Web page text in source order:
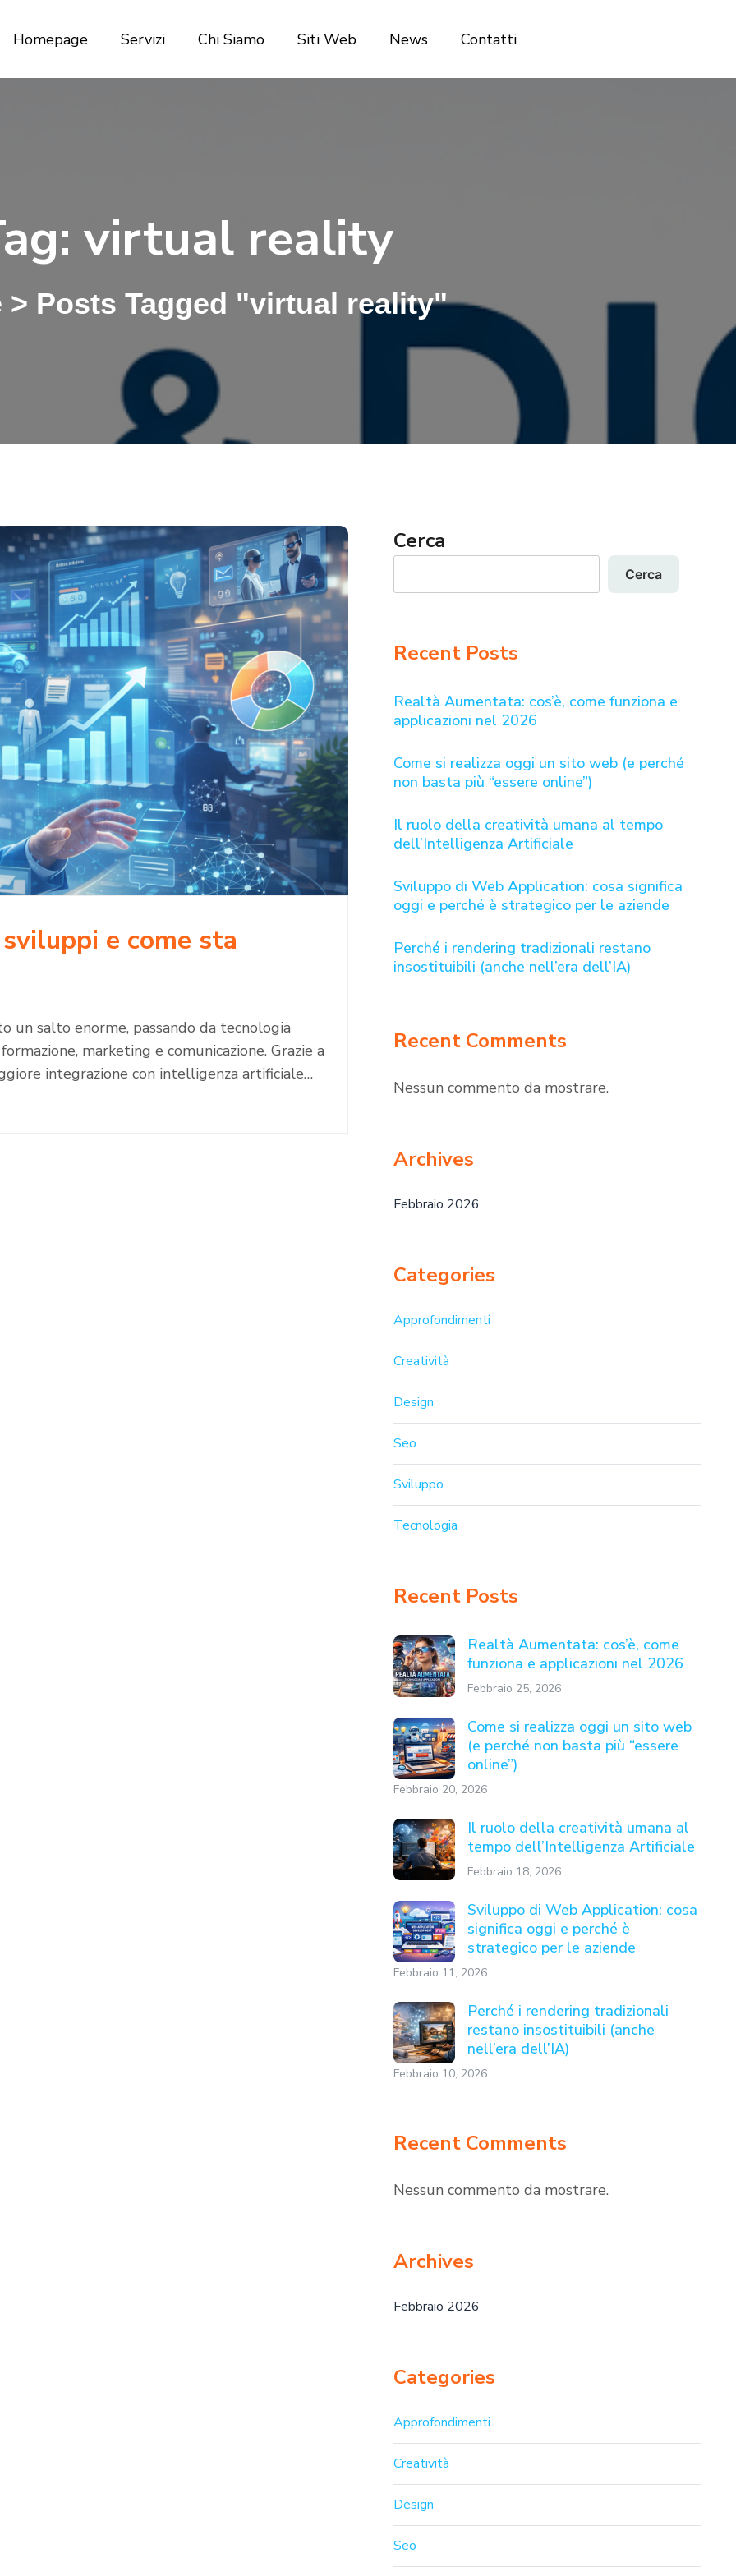
Homepage Servizi Chi Siamo Siti Web News Contatti
virtual reality
> Posts Tagged "virtual reality"
e come sta
salto enorme, passando da tecnologia
marketing e comunicazione. Grazie a
integrazione con intelligenza artificiale…
Cerca
Cerca
Recent Posts
Realtà Aumentata: cos’è, come funziona e
applicazioni nel 2026
Come si realizza oggi un sito web (e perché
non basta più “essere online”)
Il ruolo della creatività umana al tempo
dell’Intelligenza Artificiale
Sviluppo di Web Application: cosa significa
oggi e perché è strategico per le aziende
Perché i rendering tradizionali restano
insostituibili (anche nell’era dell’IA)
Recent Comments
Nessun commento da mostrare.
Archives
Febbraio 2026
Categories
Approfondimenti
Creatività
Design
Seo
Sviluppo
Tecnologia
Recent Posts
Realtà Aumentata: cos’è, come
funziona e applicazioni nel 2026
Febbraio 25, 2026
Come si realizza oggi un sito web
(e perché non basta più “essere
online”)
Febbraio 20, 2026
Il ruolo della creatività umana al
tempo dell’Intelligenza Artificiale
Febbraio 18, 2026
Sviluppo di Web Application: cosa
significa oggi e perché è
strategico per le aziende
Febbraio 11, 2026
Perché i rendering tradizionali
restano insostituibili (anche
nell’era dell’IA)
Febbraio 10, 2026
Recent Comments
Nessun commento da mostrare.
Archives
Febbraio 2026
Categories
Approfondimenti
Creatività
Design
Seo